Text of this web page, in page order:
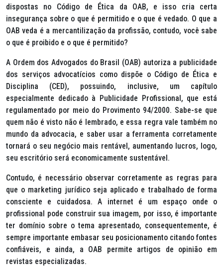
dispostas no Código de Ética da OAB, e isso cria certa
insegurança sobre o que é permitido e o que é vedado. O que a
OAB veda é a mercantilização da profissão, contudo, você sabe
o que é proibido e o que é permitido?
A Ordem dos Advogados do Brasil (OAB) autoriza a publicidade
dos serviços advocatícios como dispõe o Código de Ética e
Disciplina (CED), possuindo, inclusive, um capítulo
especialmente dedicado à Publicidade Profissional, que está
regulamentado por meio do Provimento 94/2000. Sabe-se que
quem não é visto não é lembrado, e essa regra vale também no
mundo da advocacia, e saber usar a ferramenta corretamente
tornará o seu negócio mais rentável, aumentando lucros, logo,
seu escritório será economicamente sustentável.
Contudo, é necessário observar corretamente as regras para
que o marketing jurídico seja aplicado e trabalhado de forma
consciente e cuidadosa. A internet é um espaço onde o
profissional pode construir sua imagem, por isso, é importante
ter domínio sobre o tema apresentado, consequentemente, é
sempre importante embasar seu posicionamento citando fontes
confiáveis, e ainda, a OAB permite artigos de opinião em
revistas especializadas.